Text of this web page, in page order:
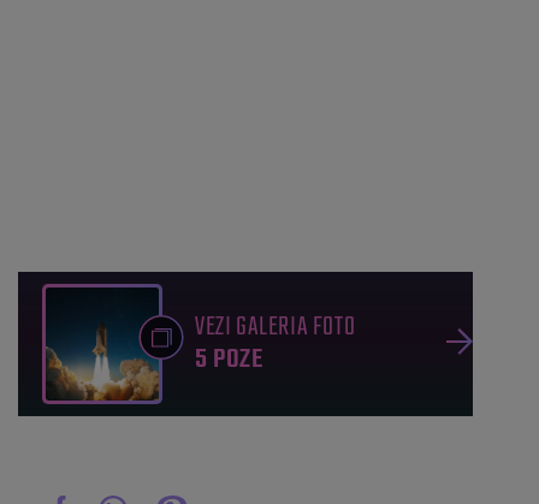
VEZI GALERIA FOTO
5 POZE